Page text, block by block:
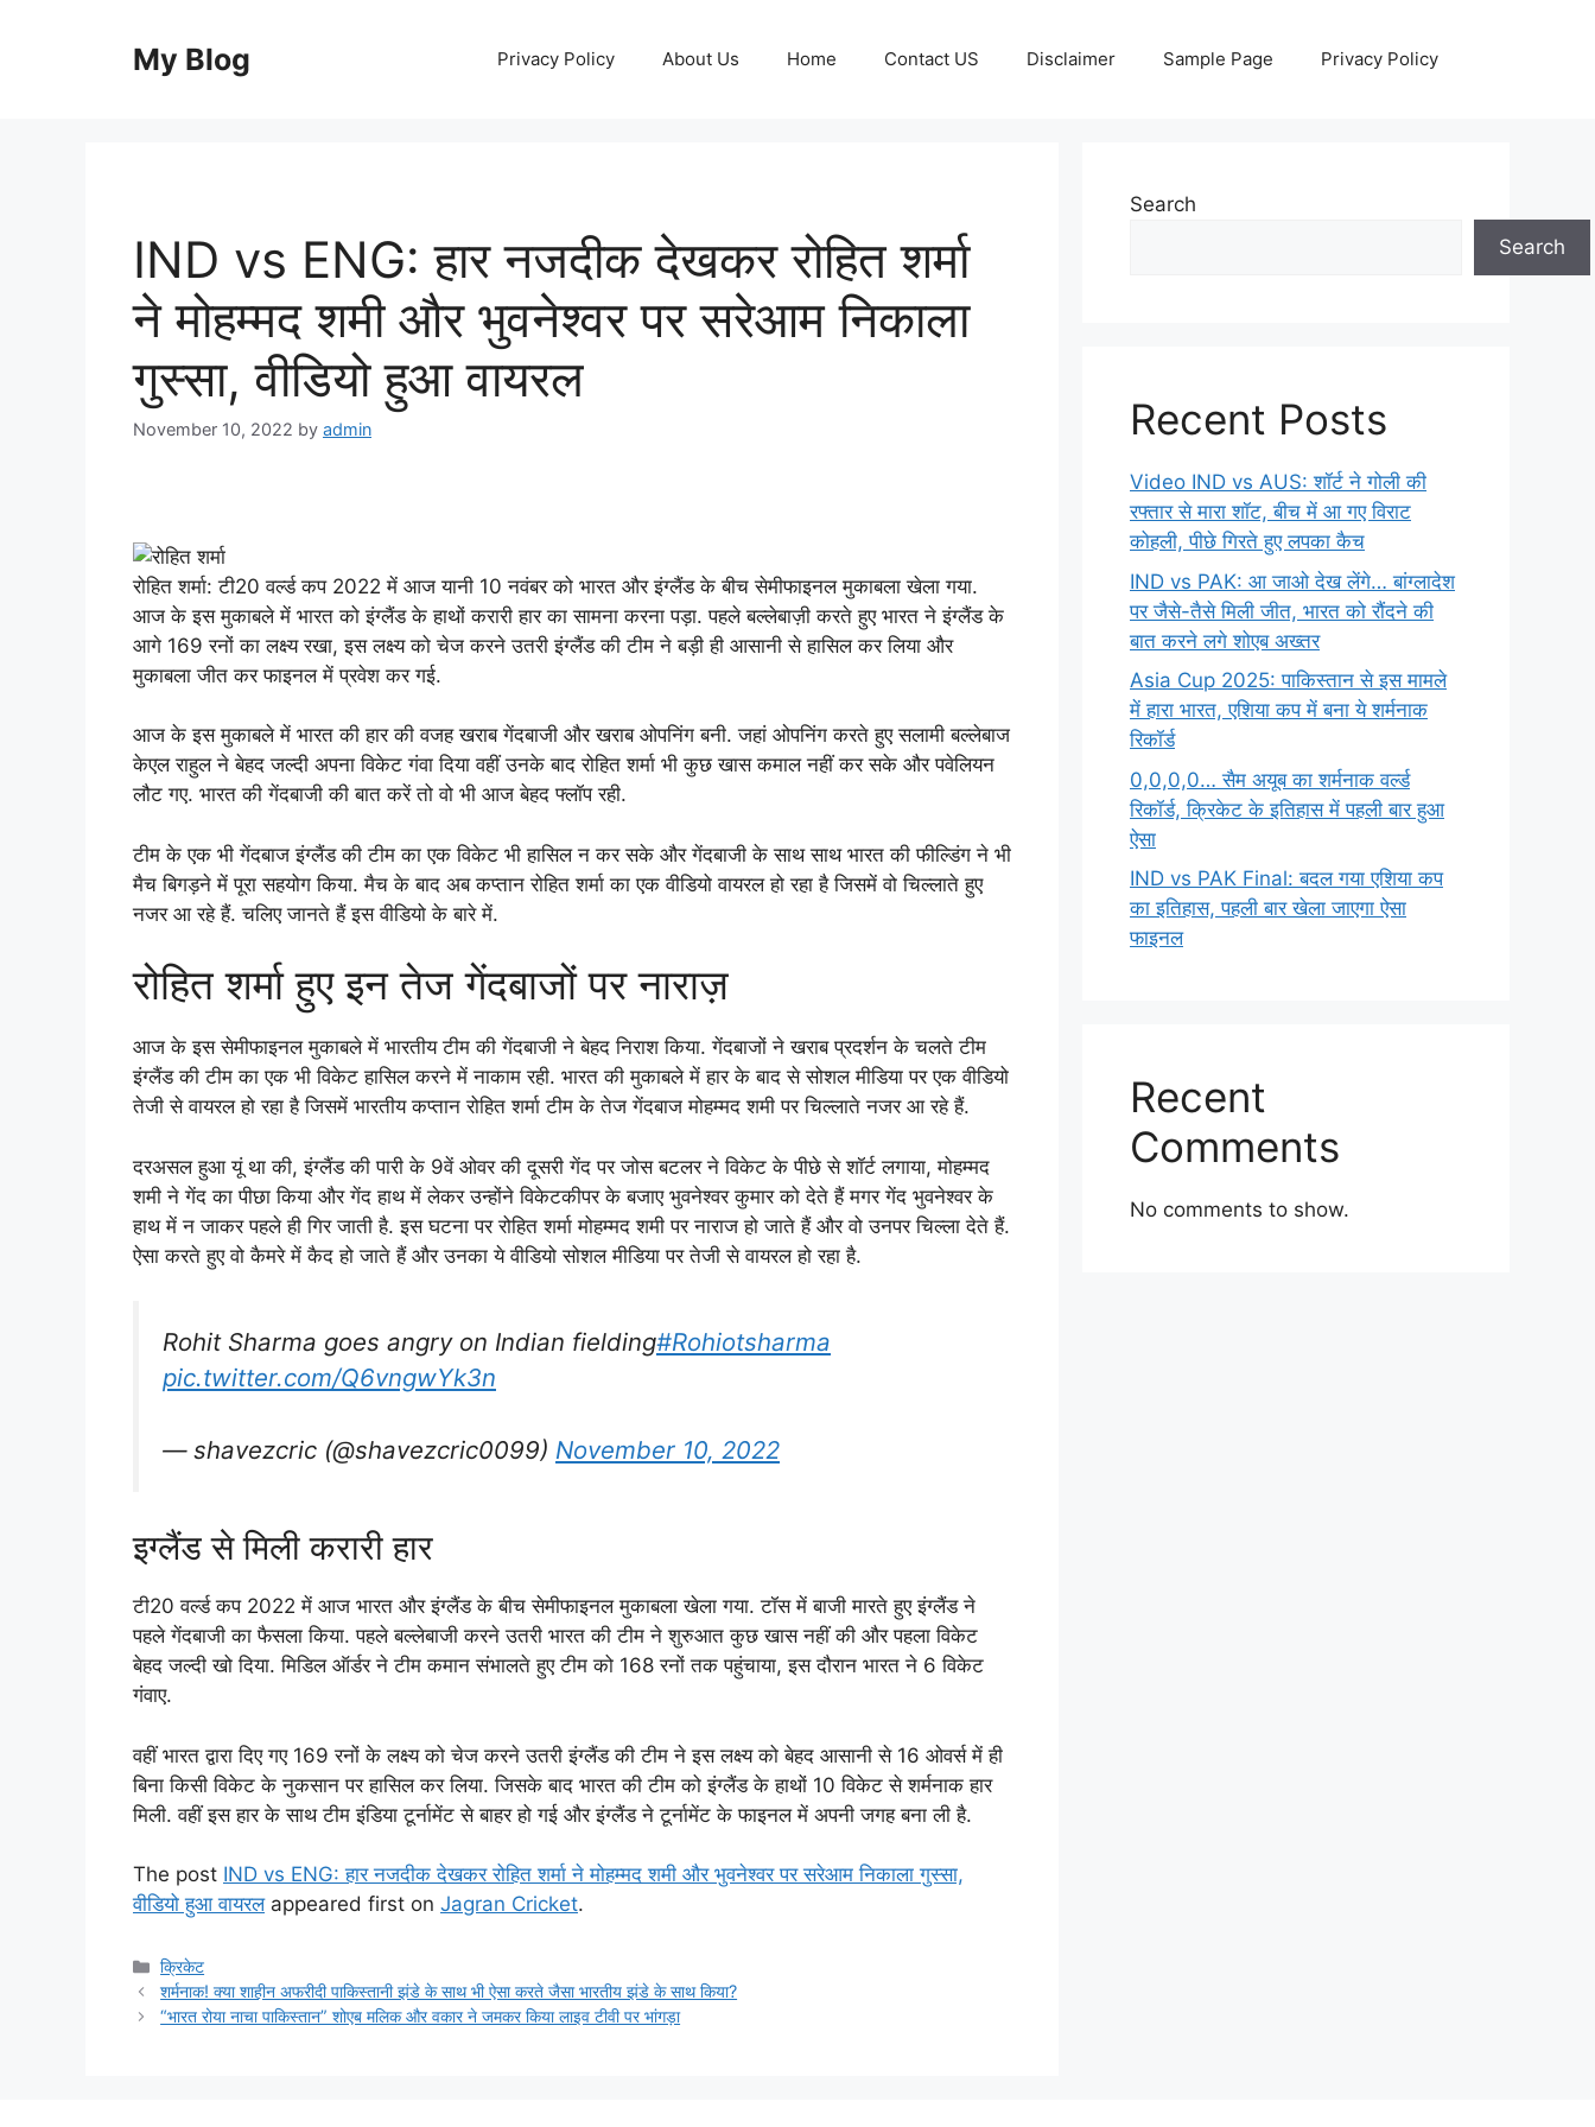
My Blog Privacy Policy About Us Home Contact US Disclaimer Sample Page Privacy Policy
IND vs ENG: हार नजदीक देखकर रोहित शर्मा
ने मोहम्मद शमी और भुवनेश्वर पर सरेआम निकाला
गुस्सा, वीडियो हुआ वायरल
November 10, 2022 by admin
रोहित शर्मा: टी20 वर्ल्ड कप 2022 में आज यानी 10 नवंबर को भारत और इंग्लैंड के बीच सेमीफाइनल मुकाबला खेला गया.
आज के इस मुकाबले में भारत को इंग्लैंड के हाथों करारी हार का सामना करना पड़ा. पहले बल्लेबाज़ी करते हुए भारत ने इंग्लैंड के
आगे 169 रनों का लक्ष्य रखा, इस लक्ष्य को चेज करने उतरी इंग्लैंड की टीम ने बड़ी ही आसानी से हासिल कर लिया और
मुकाबला जीत कर फाइनल में प्रवेश कर गई.
आज के इस मुकाबले में भारत की हार की वजह खराब गेंदबाजी और खराब ओपनिंग बनी. जहां ओपनिंग करते हुए सलामी बल्लेबाज
केएल राहुल ने बेहद जल्दी अपना विकेट गंवा दिया वहीं उनके बाद रोहित शर्मा भी कुछ खास कमाल नहीं कर सके और पवेलियन
लौट गए. भारत की गेंदबाजी की बात करें तो वो भी आज बेहद फ्लॉप रही.
टीम के एक भी गेंदबाज इंग्लैंड की टीम का एक विकेट भी हासिल न कर सके और गेंदबाजी के साथ साथ भारत की फील्डिंग ने भी
मैच बिगड़ने में पूरा सहयोग किया. मैच के बाद अब कप्तान रोहित शर्मा का एक वीडियो वायरल हो रहा है जिसमें वो चिल्लाते हुए
नजर आ रहे हैं. चलिए जानते हैं इस वीडियो के बारे में.
रोहित शर्मा हुए इन तेज गेंदबाजों पर नाराज़
आज के इस सेमीफाइनल मुकाबले में भारतीय टीम की गेंदबाजी ने बेहद निराश किया. गेंदबाजों ने खराब प्रदर्शन के चलते टीम
इंग्लैंड की टीम का एक भी विकेट हासिल करने में नाकाम रही. भारत की मुकाबले में हार के बाद से सोशल मीडिया पर एक वीडियो
तेजी से वायरल हो रहा है जिसमें भारतीय कप्तान रोहित शर्मा टीम के तेज गेंदबाज मोहम्मद शमी पर चिल्लाते नजर आ रहे हैं.
दरअसल हुआ यूं था की, इंग्लैंड की पारी के 9वें ओवर की दूसरी गेंद पर जोस बटलर ने विकेट के पीछे से शॉर्ट लगाया, मोहम्मद
शमी ने गेंद का पीछा किया और गेंद हाथ में लेकर उन्होंने विकेटकीपर के बजाए भुवनेश्वर कुमार को देते हैं मगर गेंद भुवनेश्वर के
हाथ में न जाकर पहले ही गिर जाती है. इस घटना पर रोहित शर्मा मोहम्मद शमी पर नाराज हो जाते हैं और वो उनपर चिल्ला देते हैं.
ऐसा करते हुए वो कैमरे में कैद हो जाते हैं और उनका ये वीडियो सोशल मीडिया पर तेजी से वायरल हो रहा है.
Rohit Sharma goes angry on Indian fielding#Rohiotsharma
pic.twitter.com/Q6vngwYk3n
— shavezcric (@shavezcric0099) November 10, 2022
इग्लैंड से मिली करारी हार
टी20 वर्ल्ड कप 2022 में आज भारत और इंग्लैंड के बीच सेमीफाइनल मुकाबला खेला गया. टॉस में बाजी मारते हुए इंग्लैंड ने
पहले गेंदबाजी का फैसला किया. पहले बल्लेबाजी करने उतरी भारत की टीम ने शुरुआत कुछ खास नहीं की और पहला विकेट
बेहद जल्दी खो दिया. मिडिल ऑर्डर ने टीम कमान संभालते हुए टीम को 168 रनों तक पहुंचाया, इस दौरान भारत ने 6 विकेट
गंवाए.
वहीं भारत द्वारा दिए गए 169 रनों के लक्ष्य को चेज करने उतरी इंग्लैंड की टीम ने इस लक्ष्य को बेहद आसानी से 16 ओवर्स में ही
बिना किसी विकेट के नुकसान पर हासिल कर लिया. जिसके बाद भारत की टीम को इंग्लैंड के हाथों 10 विकेट से शर्मनाक हार
मिली. वहीं इस हार के साथ टीम इंडिया टूर्नामेंट से बाहर हो गई और इंग्लैंड ने टूर्नामेंट के फाइनल में अपनी जगह बना ली है.
The post IND vs ENG: हार नजदीक देखकर रोहित शर्मा ने मोहम्मद शमी और भुवनेश्वर पर सरेआम निकाला गुस्सा,
वीडियो हुआ वायरलappeared first on Jagran Cricket.
Categories
क्रिकेट
शर्मनाक! क्या शाहीन अफरीदी पाकिस्तानी झंडे के साथ भी ऐसा करते जैसा भारतीय झंडे के साथ किया?
“भारत रोया नाचा पाकिस्तान” शोएब मलिक और वकार ने जमकर किया लाइव टीवी पर भांगड़ा
Search
Search
Recent Posts
Video IND vs AUS: शॉर्ट ने गोली की
रफ्तार से मारा शॉट, बीच में आ गए विराट
कोहली, पीछे गिरते हुए लपका कैच
IND vs PAK: आ जाओ देख लेंगे… बांग्लादेश
पर जैसे-तैसे मिली जीत, भारत को रौंदने की
बात करने लगे शोएब अख्तर
Asia Cup 2025: पाकिस्तान से इस मामले
में हारा भारत, एशिया कप में बना ये शर्मनाक
रिकॉर्ड
0,0,0,0… सैम अयूब का शर्मनाक वर्ल्ड
रिकॉर्ड, क्रिकेट के इतिहास में पहली बार हुआ
ऐसा
IND vs PAK Final: बदल गया एशिया कप
का इतिहास, पहली बार खेला जाएगा ऐसा
फाइनल
Recent
Comments
No comments to show.